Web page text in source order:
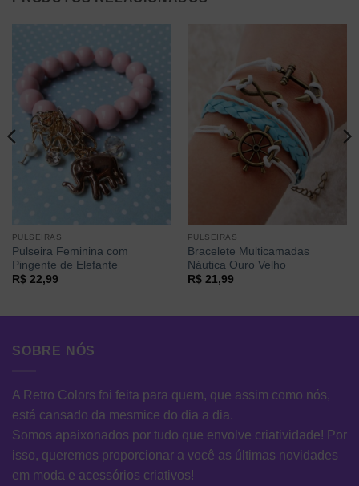
PULSEIRAS
Pulseira Feminina com
Pingente de Elefante
R$22,99
PULSEIRAS
Bracelete Multicamadas
Náutica Ouro Velho
R$21,99
SOBRE NÓS
A Retro Colors foi feita para quem, que assim como nós,
está cansado da mesmice do dia a dia.
Somos apaixonados por tudo que envolve criatividade! Por
isso, queremos proporcionar a você as últimas novidades
em moda e acessórios criativos!